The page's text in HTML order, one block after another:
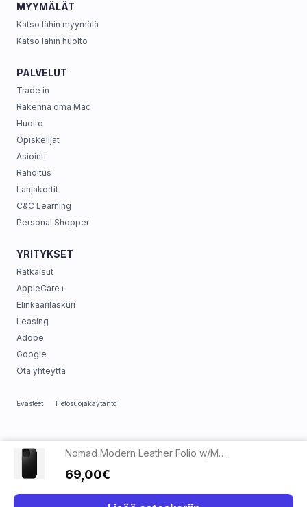
Nomad Modern Leather Folio w/MagSafe iPhone 16 Pro Max - Black
69,00€
MYYMÄLÄT
Katso lähin myymälä
Katso lähin huolto
PALVELUT
Trade in
Rakenna oma Mac
Huolto
Opiskelijat
Asiointi
Rahoitus
Lahjakortit
C&C Learning
Personal Shopper
YRITYKSET
Ratkaisut
AppleCare+
Elinkaarilaskuri
Leasing
Adobe
Google
Ota yhteyttä
Evästeet Tietosuojakäytäntö